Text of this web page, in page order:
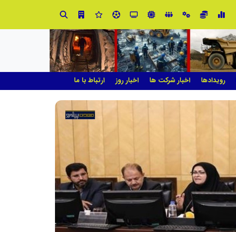
رویدادها اخبار شرکت ها اخبار روز ارتباط با ما